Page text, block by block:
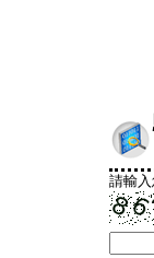
請輸